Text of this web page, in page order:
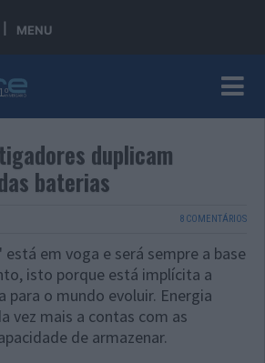
MENU
duplicam
baterias
8 COMENTÁRIOS
em voga e será sempre a base
isto porque está implícita a
para o mundo evoluir. Energia
vez mais a contas com as
de armazenar.